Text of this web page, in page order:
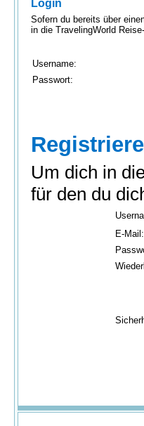
Login
Sofern du bereits über
in die TravelingWorld
Username:
Passwort:
Um dich in
für den du
E-Mail: